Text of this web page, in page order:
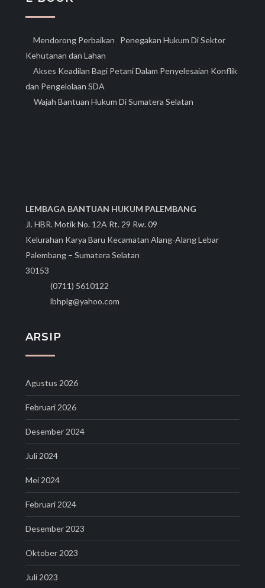
Mendorong Perbaikan Penegakan Hukum Di Sektor
Kehutanan dan Lahan
Akses Keadilan Bagi Petani Dalam Penyelesaian Konflik
dan Pengelolaan SDA
Wajah Bantuan Hukum Di Sumatera Selatan
LEMBAGA BANTUAN HUKUM PALEMBANG
Jl. HBR. Motik No. 12A Rt. 29 Rw. 09
Kelurahan Karya Baru Kecamatan Alang-Alang Lebar
Palembang – Sumatera Selatan
30153
(0711) 5610122
lbhplg@yahoo.com
ARSIP
Agustus 2026
Februari 2026
Desember 2024
Juli 2024
Mei 2024
Februari 2024
Desember 2023
Oktober 2023
Juli 2023